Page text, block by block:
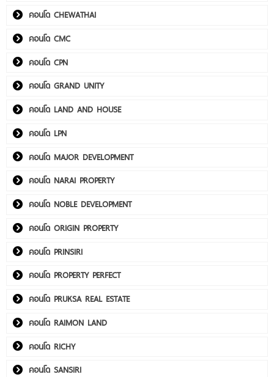
คอนโด CHEWATHAI
คอนโด CMC
คอนโด CPN
คอนโด GRAND UNITY
คอนโด LAND AND HOUSE
คอนโด LPN
คอนโด MAJOR DEVELOPMENT
คอนโด NARAI PROPERTY
คอนโด NOBLE DEVELOPMENT
คอนโด ORIGIN PROPERTY
คอนโด PRINSIRI
คอนโด PROPERTY PERFECT
คอนโด PRUKSA REAL ESTATE
คอนโด RAIMON LAND
คอนโด RICHY
คอนโด SANSIRI